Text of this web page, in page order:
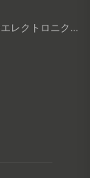
コンシューマーエレクトロニクス製品